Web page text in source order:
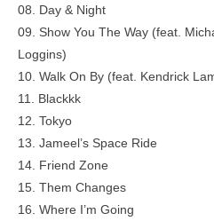
08. Day & Night
09. Show You The Way (feat.
Loggins)
10. Walk On By (feat. Kendrick
11. Blackkk
12. Tokyo
13. Jameel’s Space Ride
14. Friend Zone
15. Them Changes
16. Where I’m Going